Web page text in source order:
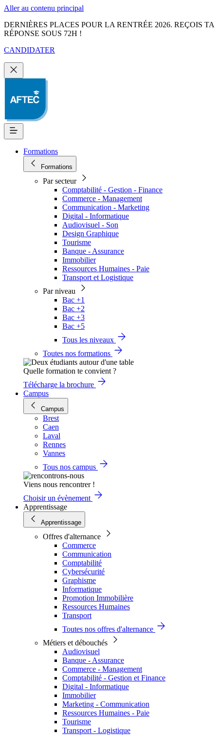
Aller au contenu principal
DERNIÈRES PLACES POUR LA RENTRÉE 2026. REÇOIS TA
RÉPONSE SOUS 72H !
CANDIDATER
Formations
Formations
Par secteur
Comptabilité - Gestion - Finance
Commerce - Management
Communication - Marketing
Digital - Informatique
Audiovisuel - Son
Design Graphique
Tourisme
Banque - Assurance
Immobilier
Ressources Humaines - Paie
Transport et Logistique
Par niveau
Bac +1
Bac +2
Bac +3
Bac +5
Tous les niveaux
Toutes nos formations
Quelle formation te convient ?
Télécharge la brochure
Campus
Campus
Brest
Caen
Laval
Rennes
Vannes
Tous nos campus
Viens nous rencontrer !
Choisir un évènement
Apprentissage
Apprentissage
Offres d'alternance
Commerce
Communication
Comptabilité
Cybersécurité
Graphisme
Informatique
Promotion Immobilière
Ressources Humaines
Transport
Toutes nos offres d'alternance
Métiers et débouchés
Audiovisuel
Banque - Assurance
Commerce - Management
Comptabilité - Gestion et Finance
Digital - Informatique
Immobilier
Marketing - Communication
Ressources Humaines - Paie
Tourisme
Transport - Logistique